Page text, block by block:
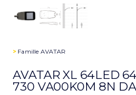
> Famille AVATAR
AVATAR XL 64LED
730 VA00K0M 8N